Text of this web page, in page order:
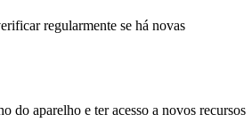
regularmente se há novas
do aparelho e ter acesso a novos recursos